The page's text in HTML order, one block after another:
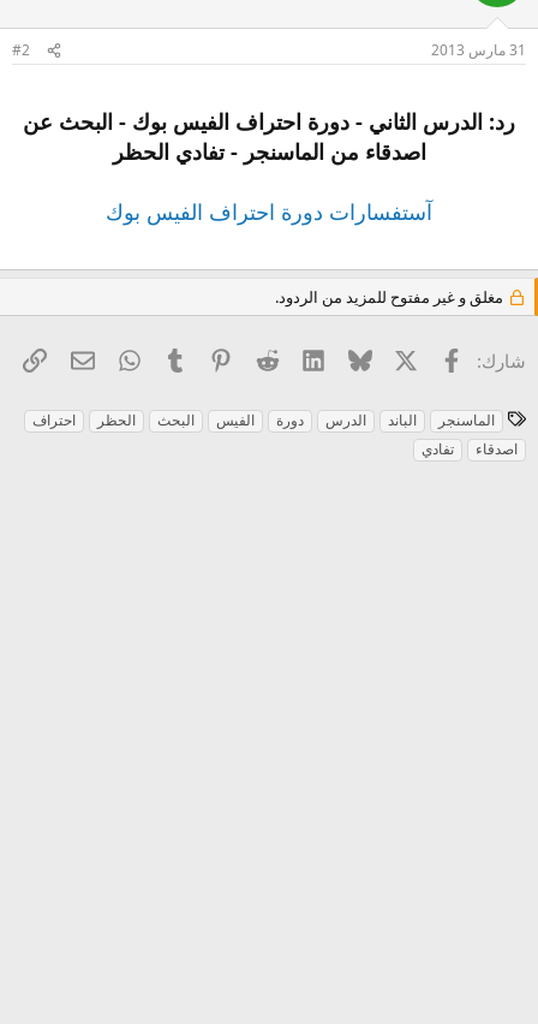
31 مارس 2013 #2
رد: الدرس الثاني - دورة احتراف الفيس بوك - البحث عن
اصدقاء من الماسنجر - تفادي الحظر
آستفسارات دورة احتراف الفيس بوك
مغلق و غير مفتوح للمزيد من الردود.
شارك: فيسبوك Bluesky
LinkedIn
Reddit
Pinterest
Tumblr
WhatsApp
البريد
ا
ل
و
الماسنجر الباند الدرس دورة الفيس البحث الحظر
احتراف
اصدقاء
تفادي